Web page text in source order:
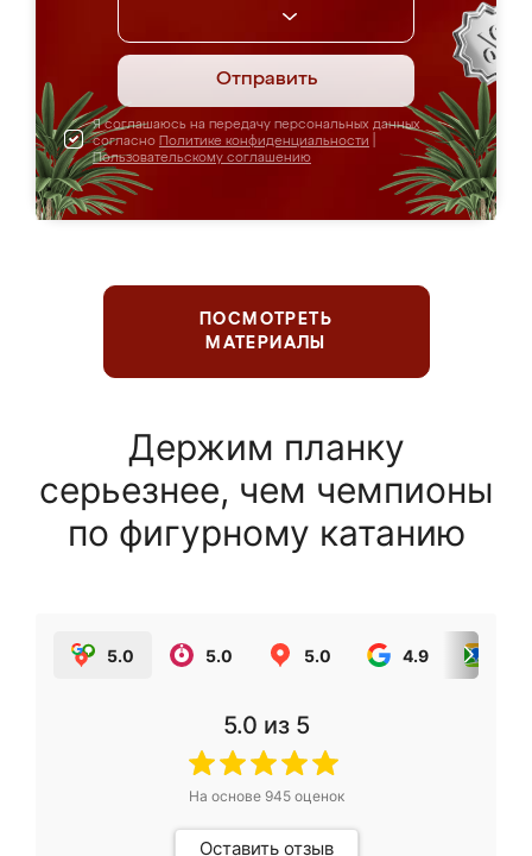
Отправить
Я соглашаюсь на передачу персональных данных
согласно Политике конфиденциальности
Пользовательскому соглашению
ПОСМОТРЕТЬ
МАТЕРИАЛЫ
Держим планку
серьезнее, чем чемпионы
по фигурному катанию
5.0 5.0 5.0 4.9
5.0 из 5
На основе 945оценок
Оставить отзыв